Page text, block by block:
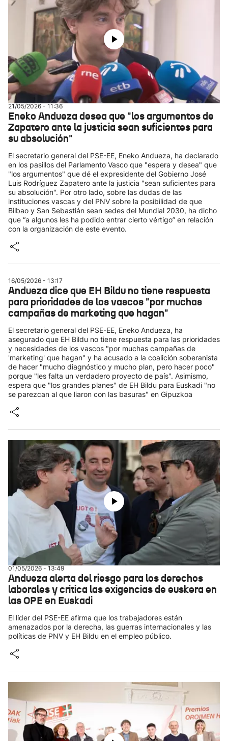
21/05/2026 - 11:36
Eneko Andueza desea que "los argumentos de
Zapatero ante la justicia sean suficientes para
su absolución"
El secretario general del PSE-EE, Eneko Andueza, ha declarado
en los pasillos del Parlamento Vasco que "espera y desea" que
"los argumentos" que dé el expresidente del Gobierno José
Luis Rodríguez Zapatero ante la justicia "sean suficientes para
su absolución". Por otro lado, sobre las dudas de las
instituciones vascas y del PNV sobre la posibilidad de que
Bilbao y San Sebastián sean sedes del Mundial 2030, ha dicho
que “a algunos les ha podido entrar cierto vértigo” en relación
con la organización de este evento.
16/05/2026 - 13:17
Andueza dice que EH Bildu no tiene respuesta
para prioridades de los vascos "por muchas
campañas de marketing que hagan"
El secretario general del PSE-EE, Eneko Andueza, ha
asegurado que EH Bildu no tiene respuesta para las prioridades
y necesidades de los vascos "por muchas campañas de
'marketing' que hagan" y ha acusado a la coalición soberanista
de hacer "mucho diagnóstico y mucho plan, pero hacer poco"
porque "les falta un verdadero proyecto de país". Asimismo,
espera que "los grandes planes" de EH Bildu para Euskadi "no
se parezcan al que liaron con las basuras" en Gipuzkoa
01/05/2026 - 13:49
Andueza alerta del riesgo para los derechos
laborales y critica las exigencias de euskera en
las OPE en Euskadi
El líder del PSE-EE afirma que los trabajadores están
amenazados por la derecha, las guerras internacionales y las
políticas de PNV y EH Bildu en el empleo público.